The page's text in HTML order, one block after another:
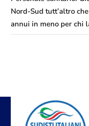
Nord-Sud tutt’altro
annui in meno per chi